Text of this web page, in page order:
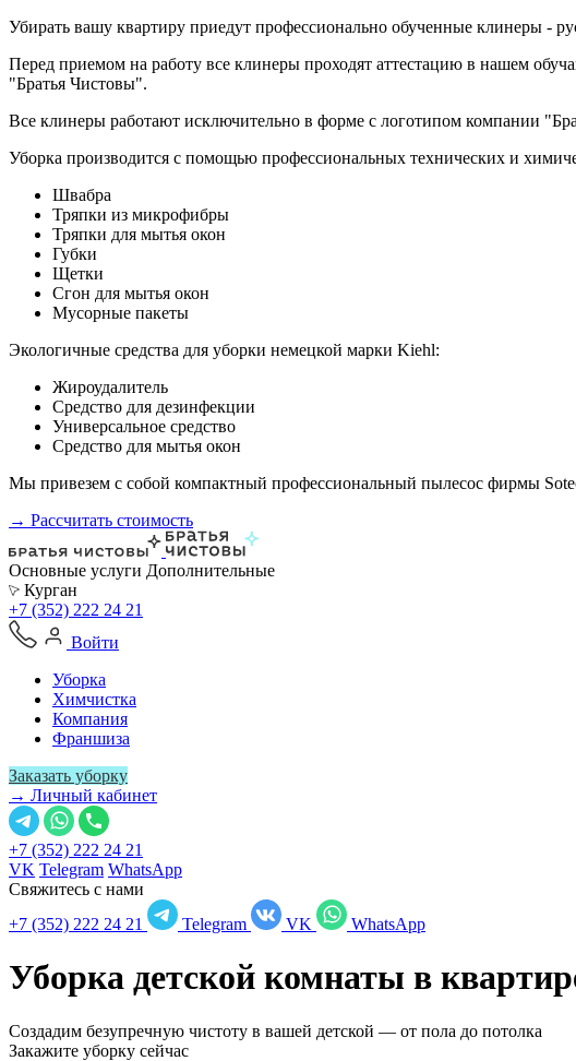
Убирать вашу квартиру приедут профессионально обученные клинеры -
Перед приемом на работу все клинеры проходят аттестацию в нашем
"Братья Чистовы".
Все клинеры работают исключительно в форме с логотипом компании
Уборка производится с помощью профессиональных технических и
Швабра
Тряпки из микрофибры
Тряпки для мытья окон
Губки
Щетки
Сгон для мытья окон
Мусорные пакеты
Экологичные средства для уборки немецкой марки Kiehl:
Жироудалитель
Средство для дезинфекции
Универсальное средство
Средство для мытья окон
Мы привезем с собой компактный профессиональный пылесос фирмы
→ Рассчитать стоимость
Основные услуги Дополнительные
Курган
+7 (352) 222 24 21
Войти
Уборка
Химчистка
Компания
Франшиза
Заказать уборку
→ Личный кабинет
+7 (352) 222 24 21
VK Telegram WhatsApp
Свяжитесь с нами
+7 (352) 222 24 21
Telegram VK WhatsApp
Уборка детской комнаты в
Создадим безупречную чистоту в вашей детской — от пола до потолка
Закажите уборку сейчас